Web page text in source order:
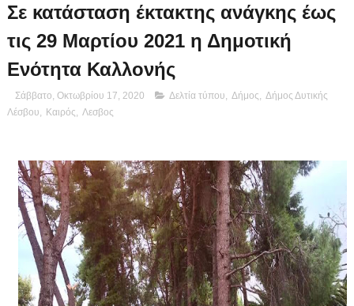
Σε κατάσταση έκτακτης ανάγκης έως
τις 29 Μαρτίου 2021 η Δημοτική
Ενότητα Καλλονής
Σάββατο, Οκτωβρίου 17, 2020 Δελτία τύπου Δήμος
Δήμος Δυτικής
Λέσβου
Καιρός Λεσβος